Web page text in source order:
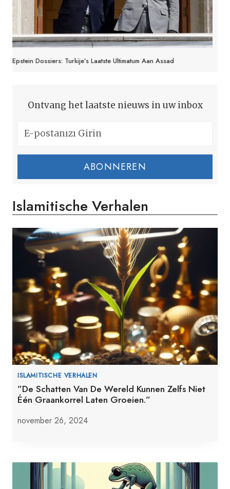
Epstein Dossiers: Turkije’s Laatste Ultimatum Aan Assad
Ontvang het laatste nieuws in uw inbox
ABONNEREN
Islamitische Verhalen
ISLAMITISCHE VERHALEN
”De Schatten Van De Wereld Kunnen Zelfs Niet
Één Graankorrel Laten Groeien.”
november 26, 2024